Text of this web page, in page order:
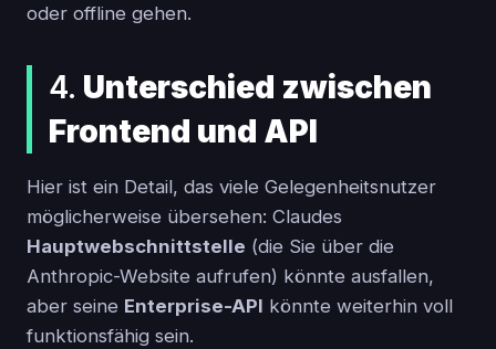
oder offline gehen.
4. Unterschied zwischen
Frontend und API
Hier ist ein Detail, das viele Gelegenheitsnutzer
möglicherweise übersehen: Claudes
Hauptwebschnittstelle (die Sie über die
Anthropic-Website aufrufen) könnte ausfallen,
aber seine Enterprise-API könnte weiterhin voll
funktionsfähig sein.